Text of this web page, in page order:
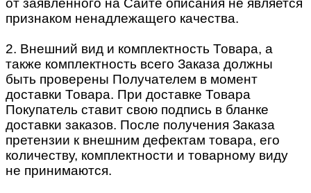
от заявленного на Сайте описания не является
признаком ненадлежащего качества.
2. Внешний вид и комплектность Товара, а
также комплектность всего Заказа должны
быть проверены Получателем в момент
доставки Товара. При доставке Товара
Покупатель ставит свою подпись в бланке
доставки заказов. После получения Заказа
претензии к внешним дефектам товара, его
количеству, комплектности и товарному виду
не принимаются.